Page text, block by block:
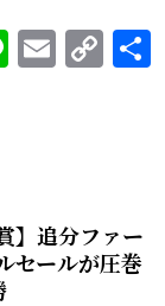
LineEmail
】追分ファー
セールが圧巻